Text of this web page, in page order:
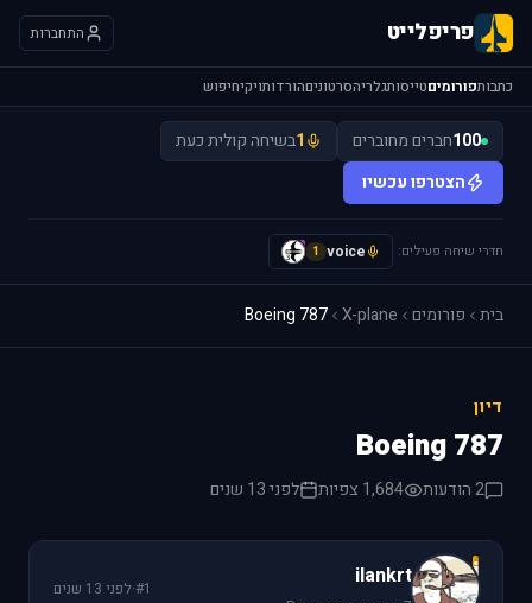
פריפלייט התחברות
כתבותפורומיםטייסותגלריהסרטוניםהורדותויקיחיפוש
100חברים מחוברים 1בשיחה קולית כעת
הצטרפו עכשיו
חדרי שיחה פעילים: voice
1
y
בית פורומים X-plane
Boeing 787
דיון
Boeing 787
2 הודעות 1,684 צפיות לפני 13 שנים
i
ilankrt
#1
·לפני 13 שנים